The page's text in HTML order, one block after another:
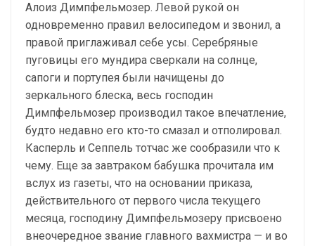
Алоиз Димпфельмозер. Левой рукой он
одновременно правил велосипедом и звонил, а
правой приглаживал себе усы. Серебряные
пуговицы его мундира сверкали на солнце,
сапоги и портупея были начищены до
зеркального блеска, весь господин
Димпфельмозер производил такое впечатление,
будто недавно его кто-то смазал и отполировал.
Касперль и Сеппель тотчас же сообразили что к
чему. Еще за завтраком бабушка прочитала им
вслух из газеты, что на основании приказа,
действительного от первого числа текущего
месяца, господину Димпфельмозеру присвоено
внеочередное звание главного вахмистра — и во